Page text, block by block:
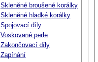
Skleněné broušené korálky
Skleněné hladké korálky
Spojovací díly
Voskované perle
Zakončovací díly
Zapínání